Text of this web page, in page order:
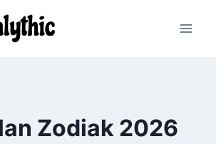
Zodiak 2026